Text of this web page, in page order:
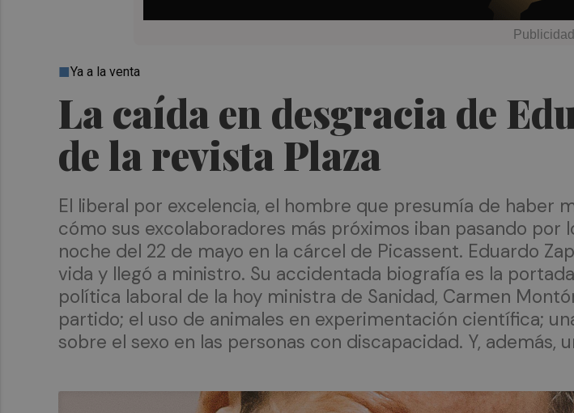
La caída en desgracia de
de la revista Plaza
Ya a la venta
El liberal por excelencia, el hombre que presumía de haber
cómo sus excolaboradores más próximos iban pasando por
noche del 22 de mayo en la cárcel de Picassent. Eduardo
vida y llegó a ministro. Su accidentada biografía es la
política laboral de la hoy ministra de Sanidad, Carmen
partido; el uso de animales en experimentación científica;
sobre el sexo en las personas con discapacidad. Y,